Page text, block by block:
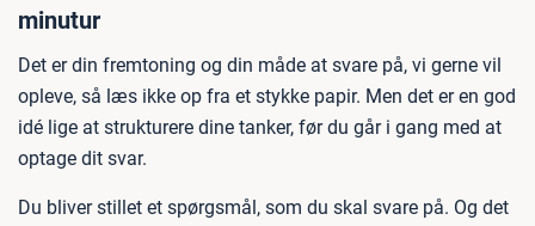
minutur
Det er din fremtoning og din måde at svare på, vi gerne vil
opleve, så læs ikke op fra et stykke papir. Men det er en god
idé lige at strukturere dine tanker, før du går i gang med at
optage dit svar.
Du bliver stillet et spørgsmål, som du skal svare på. Og det